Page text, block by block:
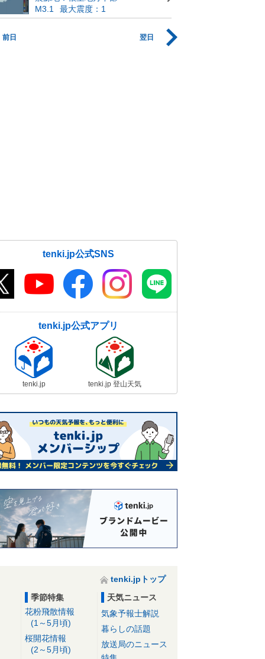
M3.1
最大震度：1
前日 翌日
tenki.jp公式SNS
tenki.jp公式アプリ
tenki.jp tenki.jp 登山天気
tenki.jpトップ
季節特集
花粉飛散情報
(1～5月頃)
桜開花情報
(2～5月頃)
天気ニュース
気象予報士解説
暮らしの話題
放送局のニュース